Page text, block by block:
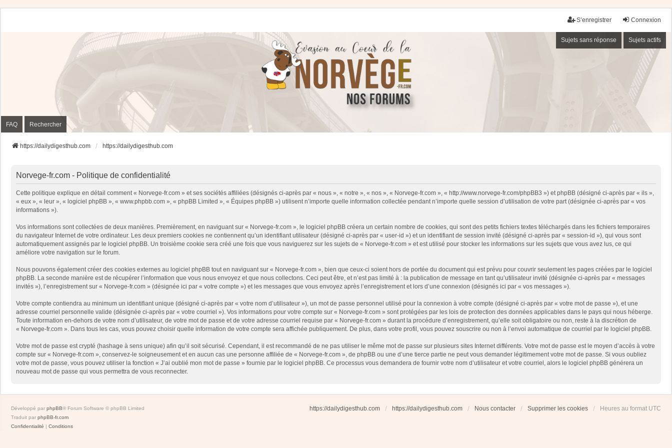
Connexion
S’enregistrer
Sujets sans réponse Sujets actifs
FAQ Rechercher
https://dailydigesthub.com https://dailydigesthub.com
Norvege-fr.com - Politique de confidentialité
Cette politique explique en détail comment « Norvege-fr.com » et ses sociétés affiliées (désignés ci-après par « nous », « notre », « nos », « Norvege-fr.com », « http://www.norvege-fr.com/phpBB3 ») et phpBB (désigné ci-après par « ils »,
« eux », « leur », « logiciel phpBB », « www.phpbb.com », « phpBB Limited », « Équipes phpBB ») utilisent n’importe quelle information collectée pendant n’importe quelle session d’utilisation de votre part (désignée ci-après par « vos
informations »).
Vos informations sont collectées de deux manières. Premièrement, en naviguant sur « Norvege-fr.com », le logiciel phpBB créera un certain nombre de cookies, qui sont des petits fichiers textes téléchargés dans les fichiers temporaires
du navigateur Internet de votre ordinateur. Les deux premiers cookies ne contiennent qu’un identifiant utilisateur (désigné ci-après par « user-id ») et un identifiant de session invité (désigné ci-après par « session-id »), qui vous sont
automatiquement assignés par le logiciel phpBB. Un troisième cookie sera créé une fois que vous naviguerez sur les sujets de « Norvege-fr.com » et est utilisé pour stocker les informations sur les sujets que vous avez lus, ce qui
améliore votre navigation sur le forum.
Nous pouvons également créer des cookies externes au logiciel phpBB tout en naviguant sur « Norvege-fr.com », bien que ceux-ci soient hors de portée du document qui est prévu pour couvrir seulement les pages créées par le logiciel
phpBB. La seconde manière est de récupérer l’information que vous nous envoyez et que nous collectons. Ceci peut être, et n’est pas limité à : la publication de message en tant qu’utilisateur invité (désignée ci-après par « messages
invités »), l’enregistrement sur « Norvege-fr.com » (désignée ici par « votre compte ») et les messages que vous envoyez après l’enregistrement et lors d’une connexion (désignés ici par « vos messages »).
Votre compte contiendra au minimum un identifiant unique (désigné ci-après par « votre nom d’utilisateur »), un mot de passe personnel utilisé pour la connexion à votre compte (désigné ci-après par « votre mot de passe »), et une
adresse courriel personnelle valide (désignée ci-après par « votre courriel »). Vos informations pour votre compte sur « Norvege-fr.com » sont protégées par les lois de protection des données applicables dans le pays qui nous héberge.
Toute information en-dehors de votre nom d’utilisateur, de votre mot de passe et de votre adresse courriel requise par « Norvege-fr.com » durant la procédure d’enregistrement, qu’elle soit obligatoire ou non, reste à la discrétion de
« Norvege-fr.com ». Dans tous les cas, vous pouvez choisir quelle information de votre compte sera affichée publiquement. De plus, dans votre profil, vous pouvez souscrire ou non à l’envoi automatique de courriel par le logiciel phpBB.
Votre mot de passe est crypté (hashage à sens unique) afin qu’il soit sécurisé. Cependant, il est recommandé de ne pas utiliser le même mot de passe sur plusieurs sites Internet différents. Votre mot de passe est le moyen d’accès à votre
compte sur « Norvege-fr.com », conservez-le soigneusement et en aucun cas une personne affiliée de « Norvege-fr.com », de phpBB ou une d’une tierce partie ne peut vous demander légitimement votre mot de passe. Si vous oubliez
votre mot de passe, vous pouvez utiliser la fonction « J’ai oublié mon mot de passe » fournie par le logiciel phpBB. Ce processus vous demandera de fournir votre nom d’utilisateur et votre courriel, alors le logiciel phpBB générera un
nouveau mot de passe qui vous permettra de vous reconnecter.
https://dailydigesthub.com https://dailydigesthub.com Nous contacter Supprimer les cookies Heures au format UTC
Développé par phpBB® Forum Software © phpBB Limited
Traduit par phpBB-fr.com
Confidentialité | Conditions